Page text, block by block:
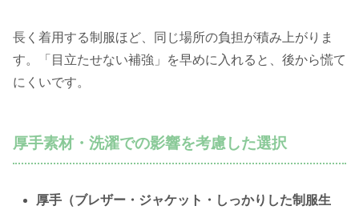
長く着用する制服ほど、同じ場所の負担が積み上がりま
す。「目立たせない補強」を早めに入れると、後から慌て
にくいです。
厚手素材・洗濯での影響を考慮した選択
厚手（ブレザー・ジャケット・しっかりした制服生